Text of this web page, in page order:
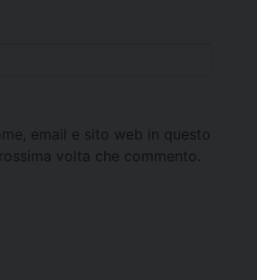
email e sito web in questo
volta che commento.